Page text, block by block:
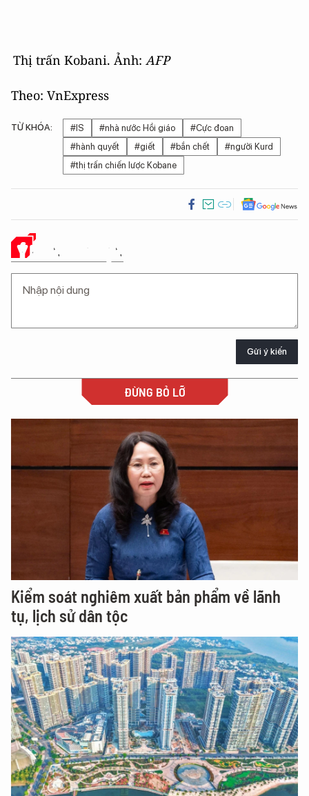
Thị trấn Kobani. Ảnh: AFP
Theo: VnExpress
TỪ KHÓA: #IS #nhà nước Hồi giáo
#Cực đoan
#hành quyết
#giết #bắn chết
#người Kurd
#thị trấn chiến lược Kobane
Ý KIẾN CỦA BẠN
Gửi ý kiến
ĐỪNG BỎ LỠ
Kiểm soát nghiêm xuất bản phẩm về lãnh
tụ, lịch sử dân tộc